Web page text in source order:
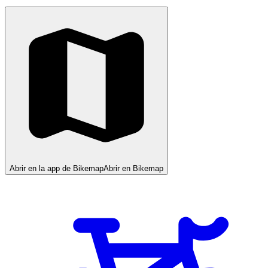
Abrir en la app de BikemapAbrir en Bikemap